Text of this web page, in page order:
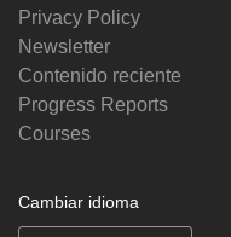
Privacy Policy
Newsletter
Contenido reciente
Progress Reports
Courses
Cambiar idioma